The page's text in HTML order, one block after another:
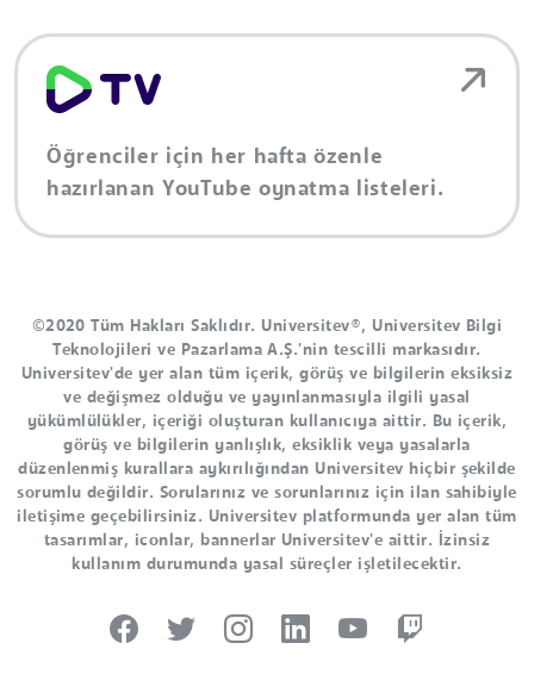
Öğrenciler için her hafta özenle
hazırlanan YouTube oynatma listeleri.
©2020 Tüm Hakları Saklıdır. Universitev®, Universitev Bilgi
Teknolojileri ve Pazarlama A.Ş.'nin tescilli markasıdır.
Universitev'de yer alan tüm içerik, görüş ve bilgilerin eksiksiz
ve değişmez olduğu ve yayınlanmasıyla ilgili yasal
yükümlülükler, içeriği oluşturan kullanıcıya aittir. Bu içerik,
görüş ve bilgilerin yanlışlık, eksiklik veya yasalarla
düzenlenmiş kurallara aykırılığından Universitev hiçbir şekilde
sorumlu değildir. Sorularınız ve sorunlarınız için ilan sahibiyle
iletişime geçebilirsiniz. Universitev platformunda yer alan tüm
tasarımlar, iconlar, bannerlar Universitev'e aittir. İzinsiz
kullanım durumunda yasal süreçler işletilecektir.